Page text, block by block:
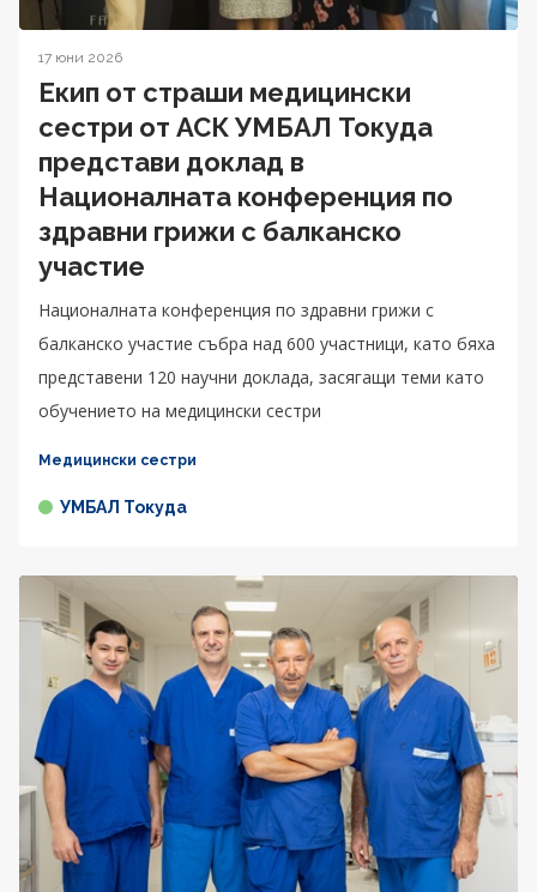
17 юни 2026
Екип от страши медицински
сестри от АСК УМБАЛ Токуда
представи доклад в
Националната конференция по
здравни грижи с балканско
участие
Националната конференция по здравни грижи с
балканско участие събра над 600 участници, като бяха
представени 120 научни доклада, засягащи теми като
обучението на медицински сестри
Медицински сестри
УМБАЛ Токуда